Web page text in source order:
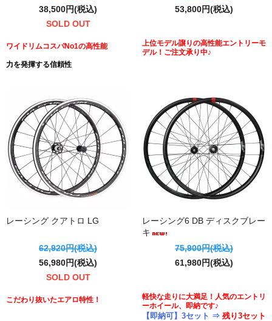
38,500円(税込)
SOLD OUT
ワイドリムコスパNo1の高性能
力を発揮する信頼性
53,800円(税込)
上位モデル譲りの高性能エントリーモ
デル！ご注文承り中♪
レーシング クアトロ LG
62,920円(税込)
56,980円(税込)
SOLD OUT
こだわり抜いたエアロ特性！
レーシング6 DB ディスクブレー
キ
75,900円(税込)
61,980円(税込)
軽快な走りに大満足！人気のエントリ
ーホイール、即納です♪
【即納可】3セット ⇒ 残り3セット